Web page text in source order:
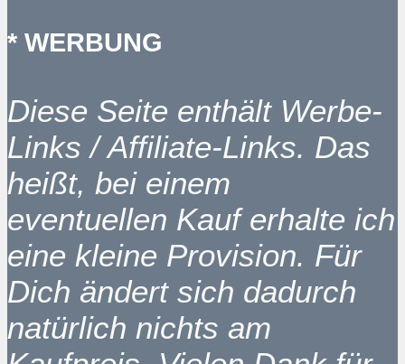
* WERBUNG
Diese Seite enthält Werbe-
Links / Affiliate-Links. Das
heißt, bei einem
eventuellen Kauf erhalte ich
eine kleine Provision. Für
Dich ändert sich dadurch
natürlich nichts am